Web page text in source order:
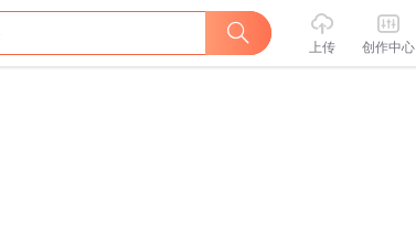
上传 创作中心